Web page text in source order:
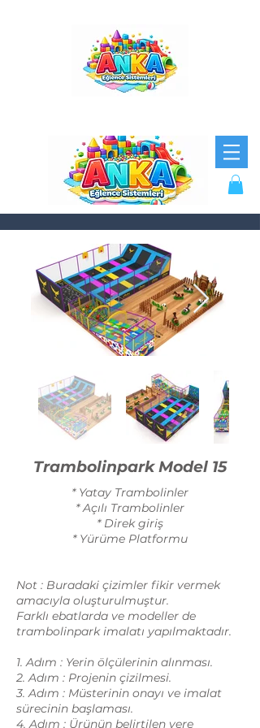
Trambolinpark Model 15
* Yatay Trambolinler
* Açılı Trambolinler
* Direk giriş
* Yürüme Platformu
Not : Buradaki çizimler fikir vermek
amacıyla oluşturulmuştur.
Farklı ebatlarda ve modeller de
trambolinpark imalatı yapılmaktadır.
1. Adım : Yerin ölçülerinin alınması.
2. Adım : Projenin çizilmesi.
3. Adım : Müsterinin onayı ve imalat
sürecinin başlaması.
4. Adım : Ürünün belirtilen yere